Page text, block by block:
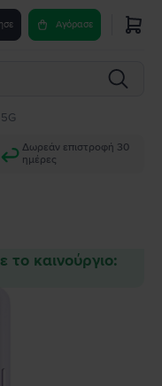
Αγόρασε
Δωρεάν επιστροφή 30
ημέρες
το καινούργιο: